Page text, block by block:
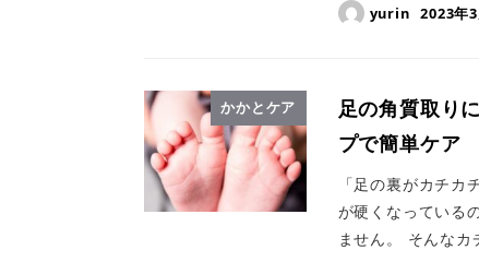
yurin 2023年
かかとケア
足の角質取り
プで簡単ケア
「足の裏がカチ
が硬くなっている
ません。 そんな